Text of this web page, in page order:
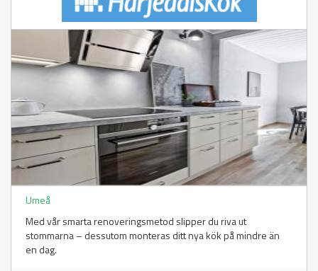
Umeå
Med vår smarta renoveringsmetod slipper du riva ut
stommarna – dessutom monteras ditt nya kök på mindre än
en dag.